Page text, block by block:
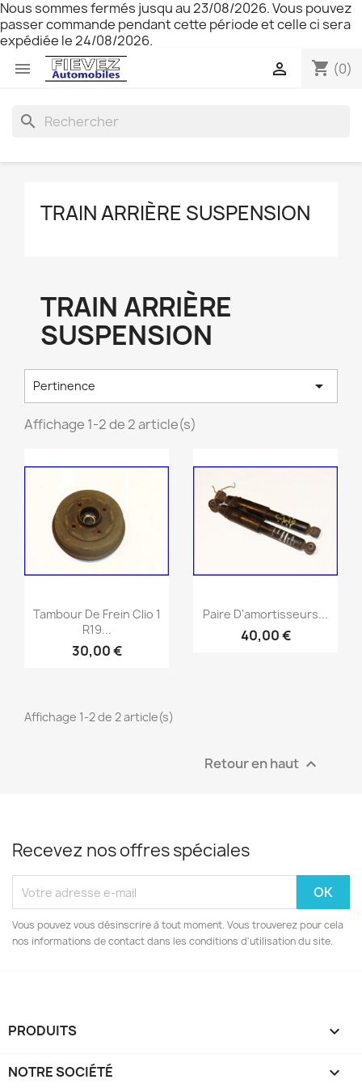
Nous sommes fermés jusqu au 23/08/2026. Vous pouvez
passer commande pendant cette période et celle ci sera
expédiée le 24/08/2026.
 shopping_cart (0)

search
TRAIN ARRIÈRE SUSPENSION
TRAIN ARRIÈRE
SUSPENSION
Pertinence 
Affichage 1-2 de 2 article(s)
Aperçu rapide
Tambour De Frein Clio 1
R19...
30,00 €
Aperçu rapide
Paire D'amortisseurs...
40,00 €
Affichage 1-2 de 2 article(s)
Retour en haut 
Recevez nos offres spéciales
Vous pouvez vous désinscrire à tout moment. Vous trouverez pour cela
nos informations de contact dans les conditions d'utilisation du site.
PRODUITS 
NOTRE SOCIÉTÉ 